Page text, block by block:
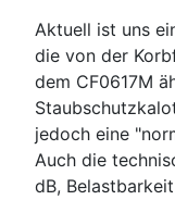
Aktuell ist uns
die von der
dem CF0617M
jedoch eine
Auch die
dB,